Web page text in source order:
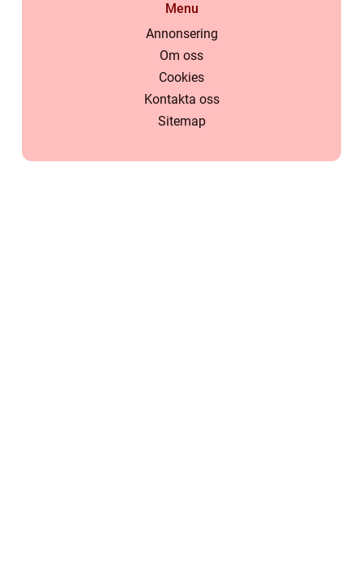
Menu
Annonsering
Om oss
Cookies
Kontakta oss
Sitemap